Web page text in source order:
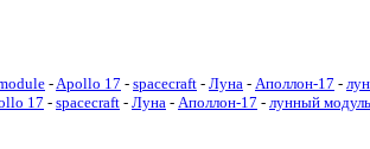
-Apollo 17 - spacecraft - Луна - Аполлон-17 -
17 - spacecraft - Луна - Аполлон-17 - лунный модуль